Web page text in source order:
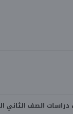
الصف الثاني